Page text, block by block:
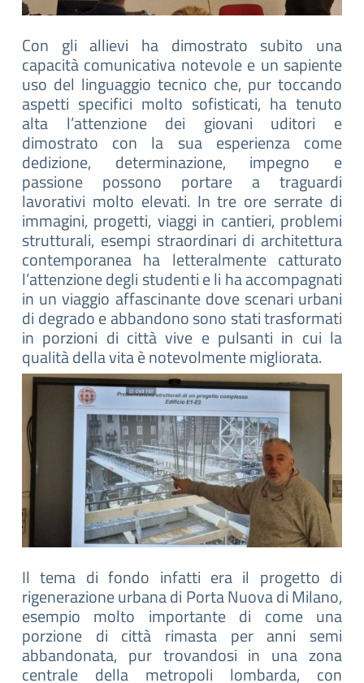
Con gli allievi ha dimostrato subito una
capacità comunicativa notevole e un sapiente
uso del linguaggio tecnico che, pur toccando
aspetti specifici molto sofisticati, ha tenuto
alta l’attenzione dei giovani uditori e
dimostrato con la sua esperienza come
dedizione, determinazione, impegno e
passione possono portare a traguardi
lavorativi molto elevati. In tre ore serrate di
immagini, progetti, viaggi in cantieri, problemi
strutturali, esempi straordinari di architettura
contemporanea ha letteralmente catturato
l’attenzione degli studenti e li ha accompagnati
in un viaggio affascinante dove scenari urbani
di degrado e abbandono sono stati trasformati
in porzioni di città vive e pulsanti in cui la
qualità della vita è notevolmente migliorata.
Il tema di fondo infatti era il progetto di
rigenerazione urbana di Porta Nuova di Milano,
esempio molto importante di come una
porzione di città rimasta per anni semi
abbandonata, pur trovandosi in una zona
centrale della metropoli lombarda, con